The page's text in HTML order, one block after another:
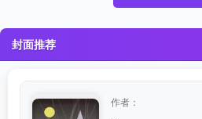
封面推荐
作者：